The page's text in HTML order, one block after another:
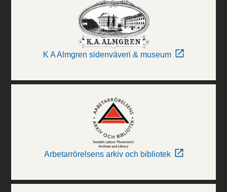
K A Almgren sidenväveri & museum
Arbetarrörelsens arkiv och bibliotek